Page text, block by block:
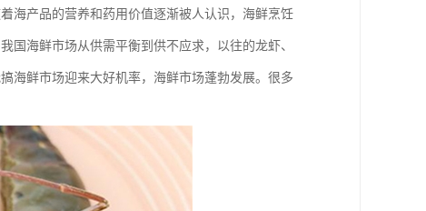
海产品的营养和药用价值逐渐被人认识，海鲜烹饪
国海鲜市场从供需平衡到供不应求，以往的龙虾、
海鲜市场迎来大好机率，海鲜市场蓬勃发展。很多